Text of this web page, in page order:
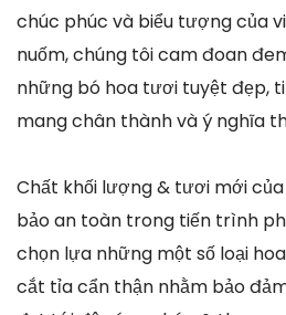
chúc phúc và biểu tượng của
nuốm, chúng tôi cam đoan
những bó hoa tươi tuyệt đẹp,
mang chân thành và ý nghĩa
Chất khối lượng & tươi mới
bảo an toàn trong tiến trình
chọn lựa những một số loại
cắt tỉa cẩn thận nhằm bảo